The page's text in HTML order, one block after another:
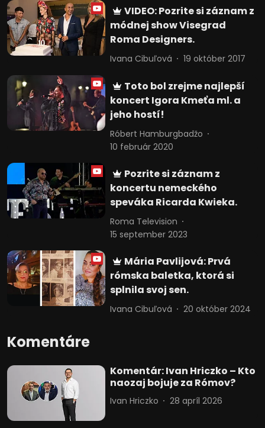
VIDEO: Pozrite si záznam z
módnej show Visegrad
Roma Designers.
Ivana Cibuľová 19 október 2017
Toto bol zrejme najlepší
koncert Igora Kmeťa ml. a
jeho hostí!
Róbert Hamburgbadžo
10 február 2020
Pozrite si záznam z
koncertu nemeckého
speváka Ricarda Kwieka.
Roma Television
15 september 2023
Mária Pavlijová: Prvá
rómska baletka, ktorá si
splnila svoj sen.
Ivana Cibuľová 20 október 2024
Komentáre
Komentár: Ivan Hriczko – Kto
naozaj bojuje za Rómov?
Ivan Hriczko 28 apríl 2026